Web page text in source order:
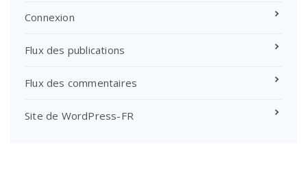
Connexion
Flux des publications
Flux des commentaires
Site de WordPress-FR